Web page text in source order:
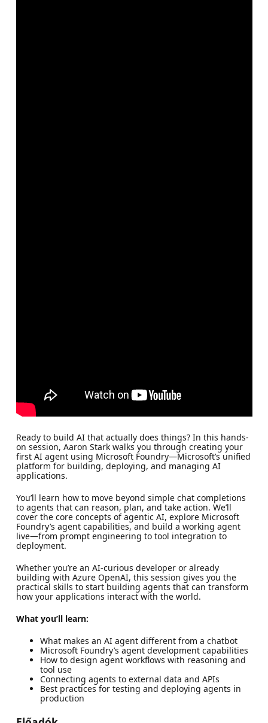
Ready to build AI that actually does things? In this hands-
on session, Aaron Stark walks you through creating your
first AI agent using Microsoft Foundry—Microsoft’s unified
platform for building, deploying, and managing AI
applications.
You’ll learn how to move beyond simple chat completions
to agents that can reason, plan, and take action. We’ll
cover the core concepts of agentic AI, explore Microsoft
Foundry’s agent capabilities, and build a working agent
live—from prompt engineering to tool integration to
deployment.
Whether you’re an AI-curious developer or already
building with Azure OpenAI, this session gives you the
practical skills to start building agents that can transform
how your applications interact with the world.
What you’ll learn:
What makes an AI agent different from a chatbot
Microsoft Foundry’s agent development capabilities
How to design agent workflows with reasoning and
tool use
Connecting agents to external data and APIs
Best practices for testing and deploying agents in
production